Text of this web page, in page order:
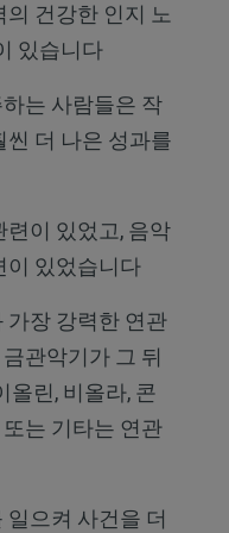
건강한 인지 노
있습니다
는 사람들은 작
더 나은 성과를
련이 있었고, 음악
이 있었습니다
가장 강력한 연관
관악기가 그 뒤
올린, 비올라, 콘
는 기타는 연관
으켜 사건을 더